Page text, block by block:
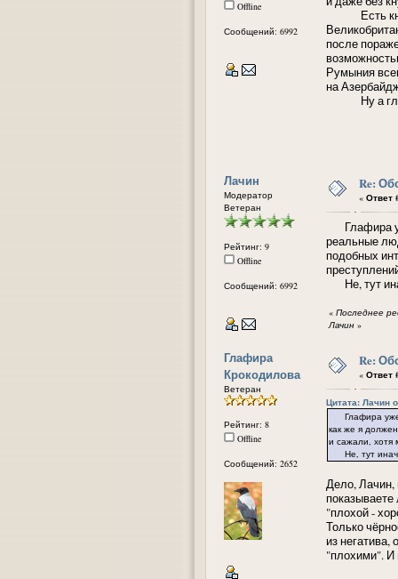
Offline
Сообщений: 6992
Есть
после
Румыния
на
Ну а
Лачин
Модератор
Ветеран
Рейтинг: 9
Offline
Сообщений: 6992
Re:
« Ответ
Глафира
реальные
подобных
Не, тут
« Последнее
Лачин »
Глафира
Крокодилова
Ветеран
Рейтинг: 8
Offline
Сообщений: 2652
Re:
« Ответ
Цитата: Лачин
Глафира уже
как же я
и сажали, хотя
Не, тут
Дело, Лачин,
"плохой -
Только
из
"плохими". И